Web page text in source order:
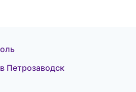
Петрозаводск